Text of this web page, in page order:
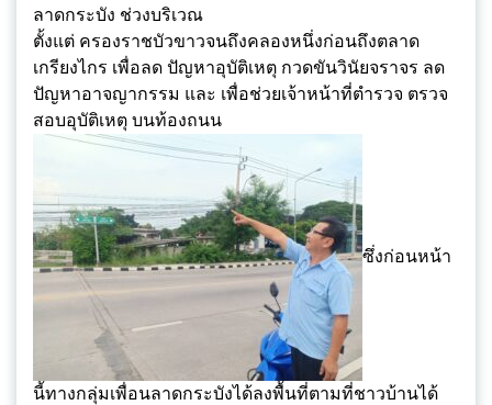
ลาดกระบัง ช่วงบริเวณ
ตั้งแต่ ครองราชบัวขาวจนถึงคลองหนึ่งก่อนถึงตลาด
เกรียงไกร เพื่อลด ปัญหาอุบัติเหตุ กวดขันวินัยจราจร ลด
ปัญหาอาจญากรรม และ เพื่อช่วยเจ้าหน้าที่ตำรวจ ตรวจ
สอบอุบัติเหตุ บนท้องถนน
ซึ่งก่อนหน้า
นี้ทางกลุ่มเพื่อนลาดกระบังได้ลงพื้นที่ตามที่ชาวบ้านได้